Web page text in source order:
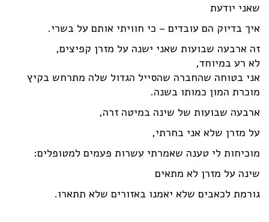
שאני יודעת
איך בדיוק הם עובדים – כי חוויתי אותם על בשרי.
זה ארבעה שבועות שאני ישנה על מזרן קפיצים,
לא רע במיוחד,
אני בטוחה שהחברה שהסייל הגדול שלה מתרחש בקיץ
מוכרת המון כמותו בשנה.
ארבעה שבועות של שינה במיטה זרה,
על מזרן שלא אני בחרתי,
מוכיחות לי טענה שאמרתי עשרות פעמים למטופלים:
שינה על מזרן לא מתאים
גורמת לכאבים שלא יאמנו באזורים שלא תתארו.